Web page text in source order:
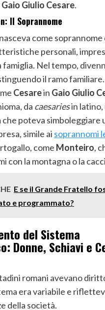
Gaio Giulio Cesare.
Il Soprannome
nasceva come soprannome
personali,
Nel tempo,
il ramo
Cesarein Gaio Giulio
da caesariesin latino,
poteva simboleggiare
simile ai soprannomi
come Monteiro,
con la montagna o la
E se il Grande Fratello
e programmato?
del Sistema
Donne, Schiavi e
romani avevano
era variabile e
della società.